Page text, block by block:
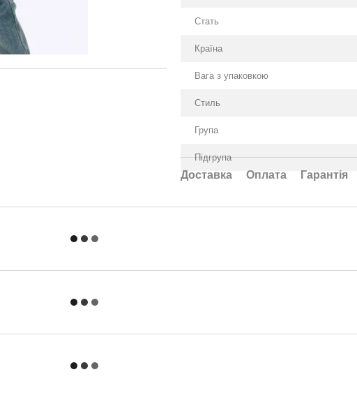
Стать
Країна
Вага з упаковкою
Стиль
Група
Підгрупа
Доставка Оплата Гарантія